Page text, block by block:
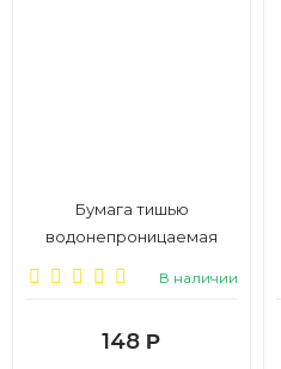
Бумага тишью
водонепроницаемая
В наличии
148 Р